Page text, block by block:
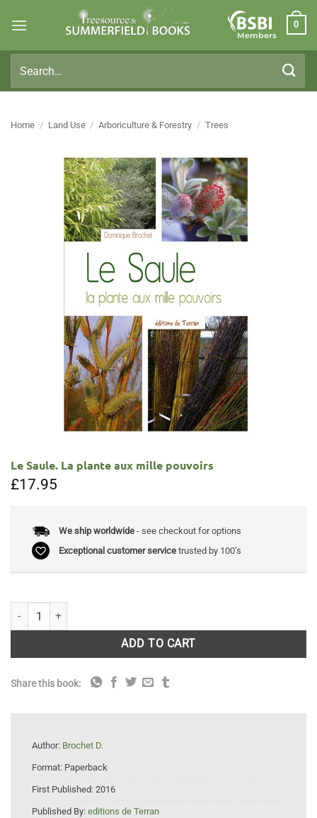
Members
0
for:
Home / Land Use / Arboriculture & Forestry / Trees
Le Saule. La plante aux mille pouvoirs
£17.95
We ship worldwide- see checkout for options
Exceptional customer servicetrusted by 100's
Le Saule. La plante aux mille pouvoirs quantity
ADD TO CART
Share this book:
Author: Brochet D.
Format: Paperback
First Published: 2016
Published By: editions de Terran